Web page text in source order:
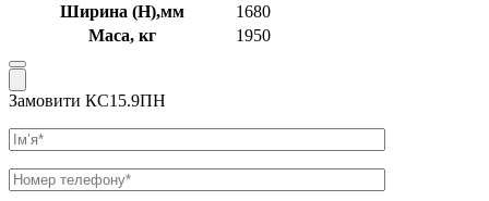
Ширина (Н),мм
1680
Маса, кг
1950
Замовити КС15.9ПН
Ім’я
Телефон